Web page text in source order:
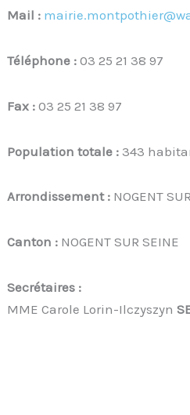
Mail :
Téléphone :03 25 21 38 97
Fax :03 25 21 38 97
Population totale : 343
Arrondissement : NOGENT
Canton : NOGENT SUR SEINE
Secrétaires :
MME Carole Lorin-Ilczyszyn